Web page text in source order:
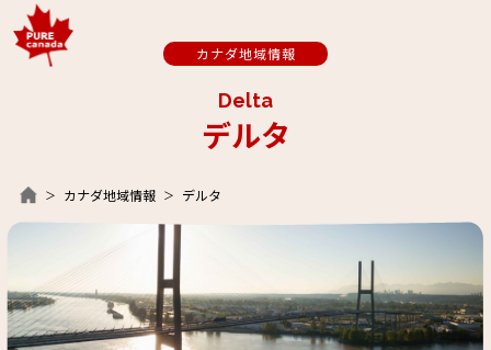
Delta
デルタ
カナダ地域情報 デルタ
カナダ地域情報